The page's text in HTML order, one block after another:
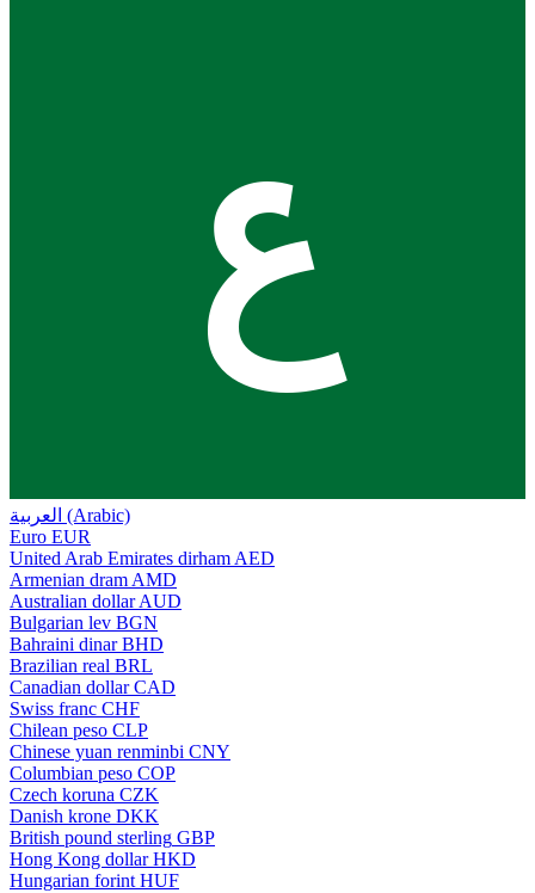
ع
العربية (Arabic)
Euro EUR
United Arab Emirates dirham AED
Armenian dram AMD
Australian dollar AUD
Bulgarian lev BGN
Bahraini dinar BHD
Brazilian real BRL
Canadian dollar CAD
Swiss franc CHF
Chilean peso CLP
Chinese yuan renminbi CNY
Columbian peso COP
Czech koruna CZK
Danish krone DKK
British pound sterling GBP
Hong Kong dollar HKD
Hungarian forint HUF